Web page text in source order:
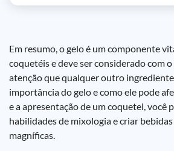
Em resumo, o gelo é um componente
coquetéis e deve ser considerado com
atenção que qualquer outro
importância do gelo e como ele pode
e a apresentação de um coquetel, você
habilidades de mixologia e criar
magníficas.